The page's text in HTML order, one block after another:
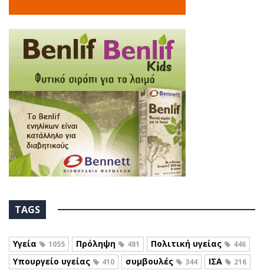
TAGS
Υγεία 1055 Πρόληψη 481 Πολιτική υγείας 446
Υπουργείο υγείας 410 συμβουλές 344 ΙΣΑ 216